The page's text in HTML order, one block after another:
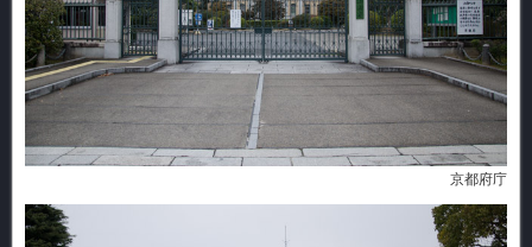
京都府庁